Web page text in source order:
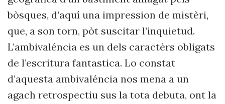
bòsques, d’aquí una impression de mistèri,
que, a son torn, pòt suscitar l’inquietud.
L’ambivaléncia es un dels caractèrs obligats
de l’escritura fantastica. Lo constat
d’aquesta ambivaléncia nos mena a un
agach retrospectiu sus la tota debuta, ont la